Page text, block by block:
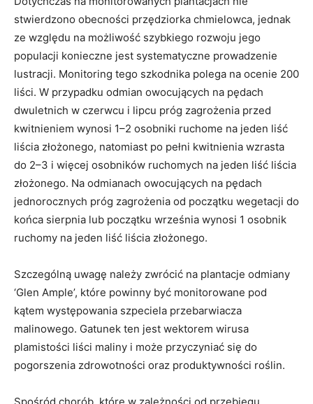
stwierdzono obecności przędziorka chmielowca, jednak
ze względu na możliwość szybkiego rozwoju jego
populacji konieczne jest systematyczne prowadzenie
lustracji. Monitoring tego szkodnika polega na ocenie 200
liści. W przypadku odmian owocujących na pędach
dwuletnich w czerwcu i lipcu próg zagrożenia przed
kwitnieniem wynosi 1–2 osobniki ruchome na jeden liść
liścia złożonego, natomiast po pełni kwitnienia wzrasta
do 2–3 i więcej osobników ruchomych na jeden liść liścia
złożonego. Na odmianach owocujących na pędach
jednorocznych próg zagrożenia od początku wegetacji do
końca sierpnia lub początku września wynosi 1 osobnik
ruchomy na jeden liść liścia złożonego.
Szczególną uwagę należy zwrócić na plantacje odmiany
‘Glen Ample’, które powinny być monitorowane pod
kątem występowania szpeciela przebarwiacza
malinowego. Gatunek ten jest wektorem wirusa
plamistości liści maliny i może przyczyniać się do
pogorszenia zdrowotności oraz produktywności roślin.